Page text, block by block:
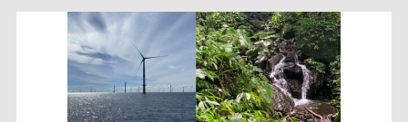
Besuch in der Großen Moschee von Taipeh.